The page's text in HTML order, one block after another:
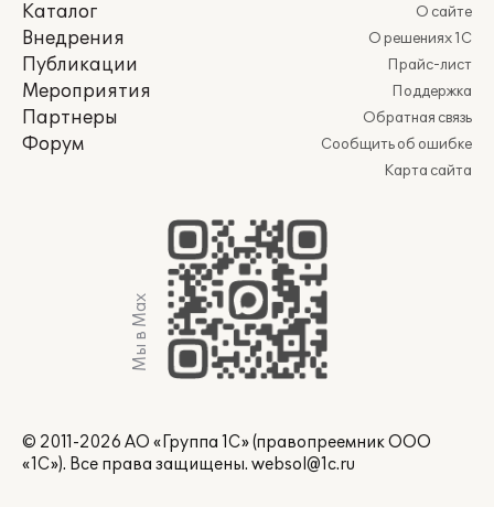
Каталог
Внедрения
Публикации
Мероприятия
Партнеры
Форум
О сайте
О решениях 1С
Прайс-лист
Поддержка
Обратная связь
Сообщить об ошибке
Карта сайта
Мы в Max
© 2011-2026 АО «Группа 1С» (правопреемник ООО
«1С»). Все права защищены. websol@1c.ru